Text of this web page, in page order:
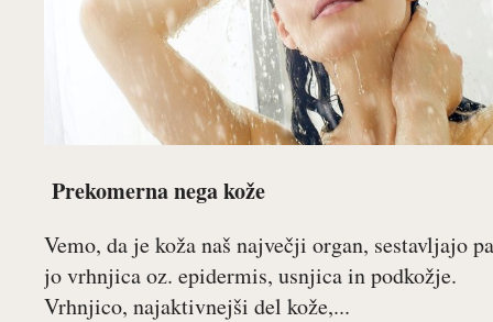
Prekomerna nega kože
Vemo, da je koža naš največji organ, sestavljajo pa
jo vrhnjica oz. epidermis, usnjica in podkožje.
Vrhnjico, najaktivnejši del kože,...